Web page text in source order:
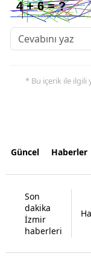
* Bu içerik ile ilgili
Güncel Haberler
Son
dakika
İzmir
haberleri